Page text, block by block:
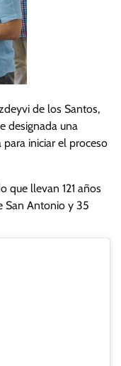
de los Santos,
designada una
iniciar el proceso
que llevan 121 años
San Antonio y 35